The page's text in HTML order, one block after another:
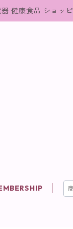
健康食品 ショッ